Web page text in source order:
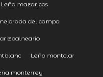
Leña mazaricos
del campo
Leña montclar
monterrey